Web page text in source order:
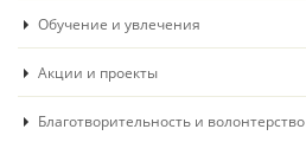
Обучение и увлечения
Акции и проекты
Благотворительность и волонтерство